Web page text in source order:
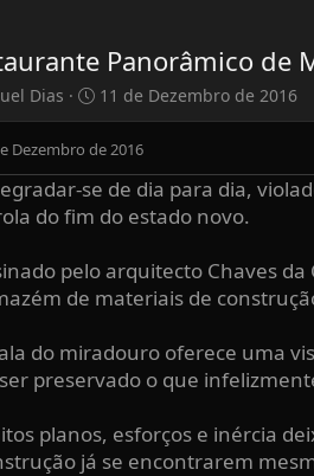
Panorâmico de
Dias
D
a
a
d
i
í
c
11 de Dezembro de 2016
Dezembro de 2016
se de dia para dia,
do fim do estado novo.
pelo arquitecto Chaves
de materiais de
do miradouro oferece uma
preservado o que
planos, esforços e inércia
já se encontrarem